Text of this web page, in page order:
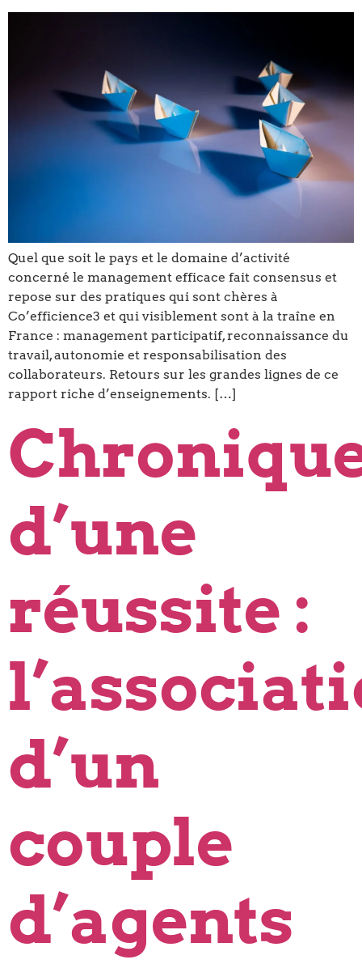
Quel que soit le pays et le domaine d’activité
concerné le management efficace fait consensus et
repose sur des pratiques qui sont chères à
Co’efficience3 et qui visiblement sont à la traîne en
France : management participatif, reconnaissance du
travail, autonomie et responsabilisation des
collaborateurs. Retours sur les grandes lignes de ce
rapport riche d’enseignements. […]
d’une
réussite :
d’un
couple
d’agents